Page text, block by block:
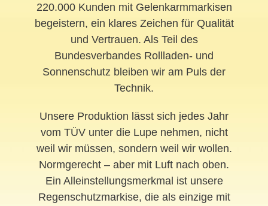
220.000 Kunden mit Gelenkarmmarkisen
begeistern, ein klares Zeichen für Qualität
und Vertrauen. Als Teil des
Bundesverbandes Rollladen- und
Sonnenschutz bleiben wir am Puls der
Technik.
Unsere Produktion lässt sich jedes Jahr
vom TÜV unter die Lupe nehmen, nicht
weil wir müssen, sondern weil wir wollen.
Normgerecht – aber mit Luft nach oben.
Ein Alleinstellungsmerkmal ist unsere
Regenschutzmarkise, die als einzige mit